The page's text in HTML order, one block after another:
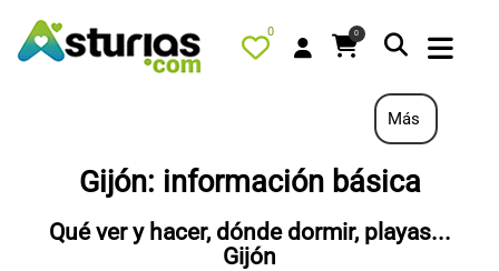
0 0
PORTADA
QUÉ HACER
Más
Gijón: información básica
Qué ver y hacer, dónde dormir, playas...
Gijón